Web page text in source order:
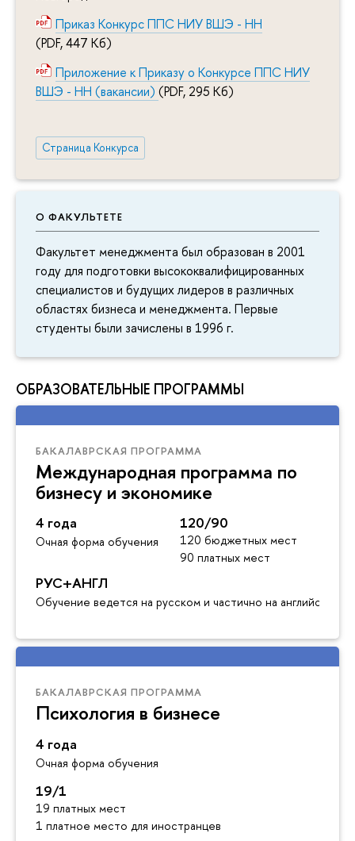
Приказ Конкурс ППС НИУ ВШЭ - НН
(PDF, 447 Кб)
Приложение к Приказу о Конкурсе ППС НИУ
ВШЭ - НН (вакансии) (PDF, 295 Кб)
Страница Конкурса
О ФАКУЛЬТЕТЕ
Факультет менеджмента был образован в 2001
году для подготовки высококвалифицированных
специалистов и будущих лидеров в различных
областях бизнеса и менеджмента. Первые
студенты были зачислены в 1996 г.
ОБРАЗОВАТЕЛЬНЫЕ ПРОГРАММЫ
БАКАЛАВРСКАЯ ПРОГРАММА
Международная программа по
бизнесу и экономике
4 года
Очная форма обучения
120/90
120 бюджетных мест
90 платных мест
РУС+АНГЛ
Обучение ведется на русском и частично на английском
БАКАЛАВРСКАЯ ПРОГРАММА
Психология в бизнесе
4 года
Очная форма обучения
19/1
19 платных мест
1 платное место для иностранцев